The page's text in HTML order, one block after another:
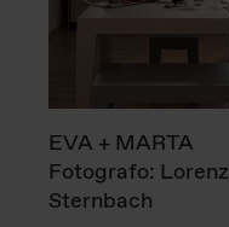
EVA + MARTA
Fotografo: Lorenz
Sternbach